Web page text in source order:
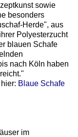
sowie
besonders
Herde", aus
Polyesterzucht
blauen Schafe
nach Köln haben
Blaue Schafe
im